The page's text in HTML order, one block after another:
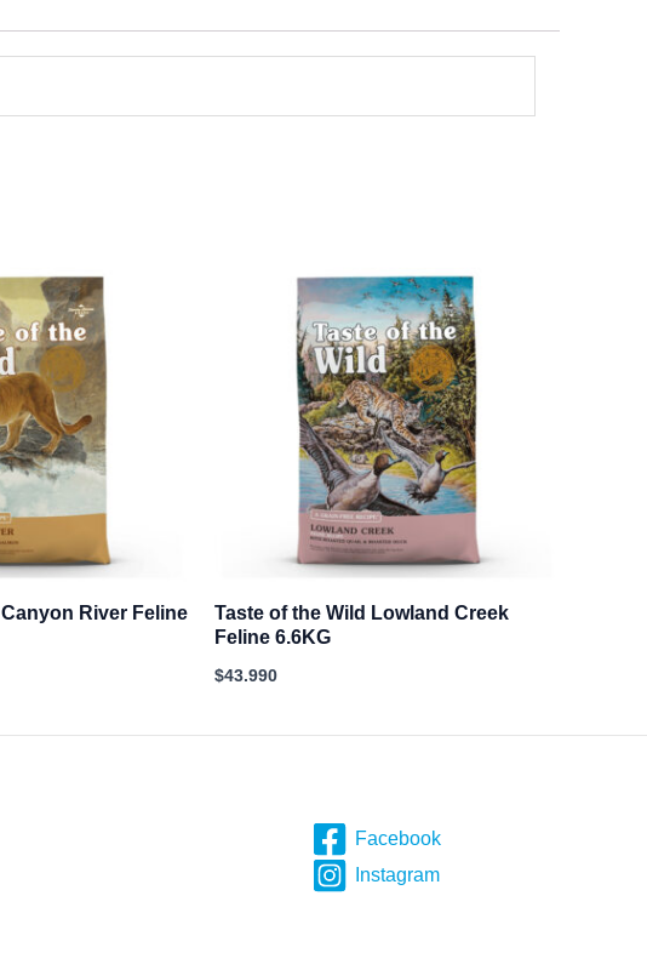
River Feline
Taste of the Wild Lowland Creek
Feline 6.6KG
$43.990
Facebook
Instagram